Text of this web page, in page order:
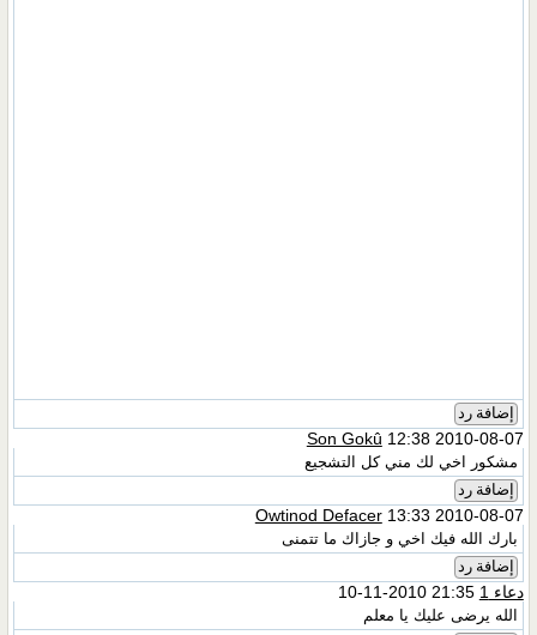
إضافة رد
Son Gokû 12:38 2010-08-07
مشكور اخي لك مني كل التشجيع
إضافة رد
Owtinod Defacer13:33 2010-08-07
بارك الله فيك اخي و جازاك ما تتمنى
إضافة رد
دعاء 1 21:35 2010-11-10
الله يرضى عليك يا معلم